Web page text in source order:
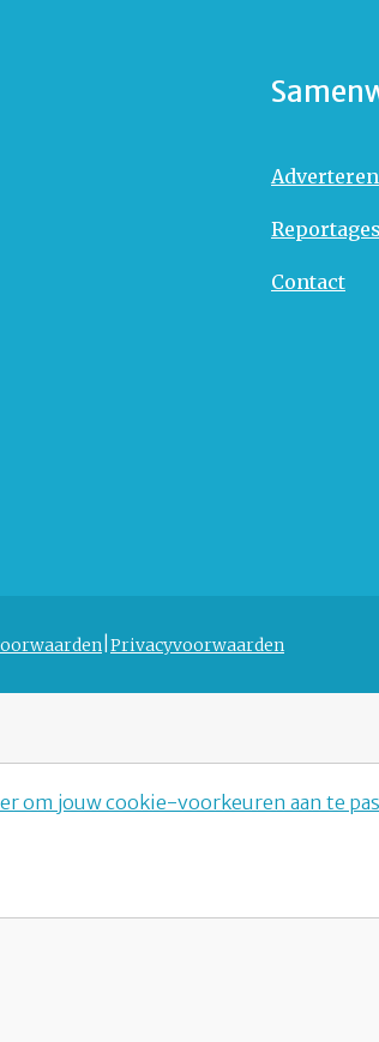
Adverteren
Contact
Privacyvoorwaarden
om jouw cookie-voorkeuren aan te